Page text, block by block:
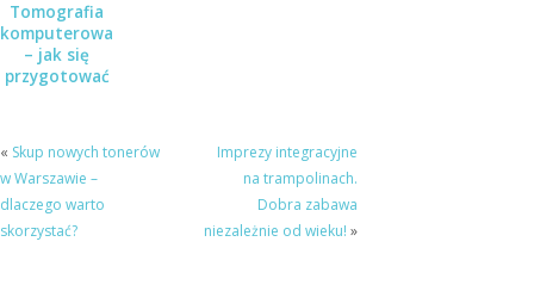
Tomografia
komputerowa
– jak się
przygotować
« Skup nowych tonerów
w Warszawie –
dlaczego warto
skorzystać?
Imprezy integracyjne
na trampolinach.
Dobra zabawa
niezależnie od wieku! »